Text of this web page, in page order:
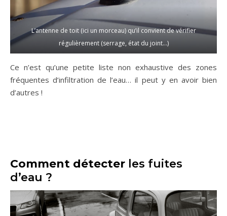
L’antenne de toit (ici un morceau) qu’il convient de vérifier
régulièrement (serrage, état du joint…)
Ce n’est qu’une petite liste non exhaustive des zones
fréquentes d’infiltration de l’eau… il peut y en avoir bien
d’autres !
Comment détecter les fuites
d’eau ?